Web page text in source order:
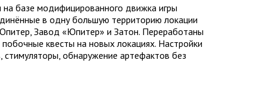
базе модифицированного движка игры
в одну большую территорию локации
Завод «Юпитер» и Затон. Переработаны
квесты на новых локациях. Настройки
обнаружение артефактов без